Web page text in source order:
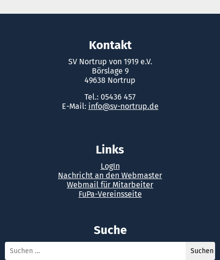
Kontakt
SV Nortrup von 1919 e.V.
Börslage 9
49638 Nortrup
Tel.: 05436 457
E-Mail: info@sv-nortrup.de
Links
LogIn
Nachricht an den Webmaster
Webmail für Mitarbeiter
FuPa-Vereinsseite
Suche